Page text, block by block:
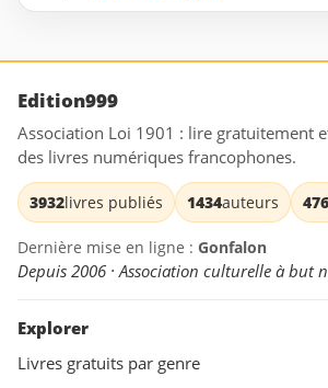
Edition999
Association Loi 1901 : lire gratuitement
des livres numériques francophones.
3932livres publiés 1434auteurs
Dernière mise en ligne : Gonfalon
Depuis 2006 · Association culturelle à but
Explorer
Livres gratuits par genre